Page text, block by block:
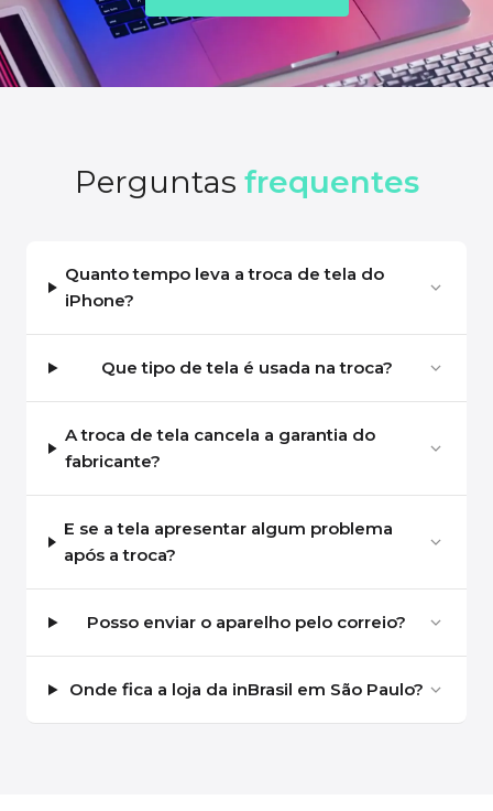
Perguntas frequentes
Quanto tempo leva a troca de tela do
iPhone?
Que tipo de tela é usada na troca?
A troca de tela cancela a garantia do
fabricante?
E se a tela apresentar algum problema
após a troca?
Posso enviar o aparelho pelo correio?
Onde fica a loja da inBrasil em São Paulo?